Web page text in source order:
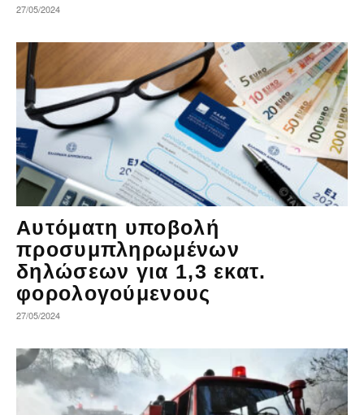
27/05/2024
Αυτόματη υποβολή
προσυμπληρωμένων
δηλώσεων για 1,3 εκατ.
φορολογούμενους
27/05/2024